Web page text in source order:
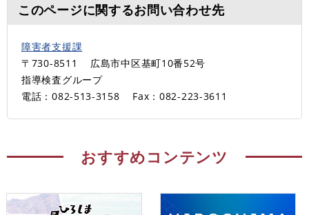
このページに関するお問い合わせ先
障害者支援課
〒730-8511
広島市中区基町10番52号
指導検査グループ
電話：082-513-3158
Fax：082-223-3611
おすすめコンテンツ